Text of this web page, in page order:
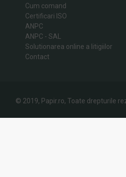
Cum comand
Certificari ISO
ANPC
ANPC - SAL
Solutionarea online a litigiilor
Contact
© 2019, Papir.ro, Toate drepturile